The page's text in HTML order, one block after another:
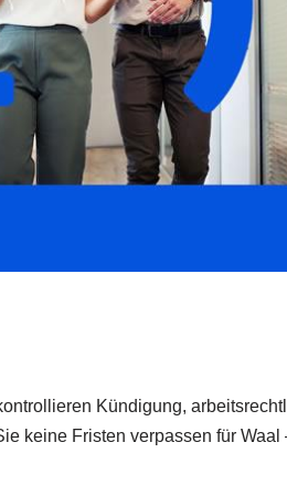
Kündigung,
keine Fristen verpassen für Waal